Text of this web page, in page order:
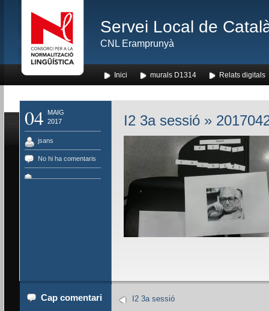
Servei Local de
CNL Eramprunyà
Inici murals D1314 Relats digitals
04
MAIG
2017
jsans
No hi ha comentaris
I2 3a sessió»
Cap comentari I2 3a sessió